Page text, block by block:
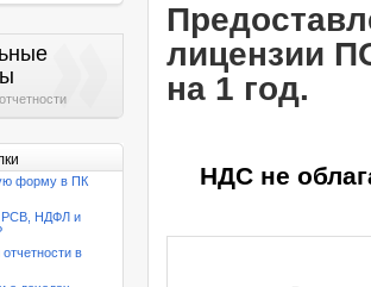
форму в ПК
РСВ, НДФЛ и
в
лицензии
на 1 год.
НДС не